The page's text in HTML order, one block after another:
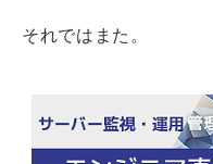
それではまた。